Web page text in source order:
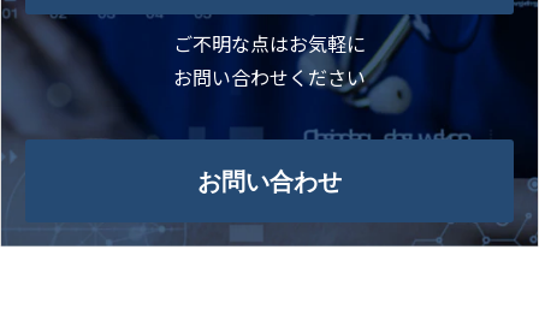
ご不明な点はお気軽に
お問い合わせください
お問い合わせ